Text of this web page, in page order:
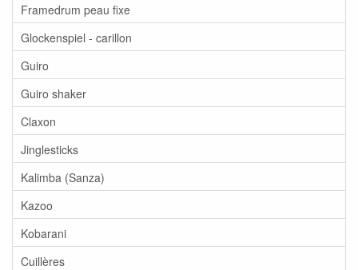
Framedrum peau fixe
Glockenspiel - carillon
Guiro
Guiro shaker
Claxon
Jinglesticks
Kalimba (Sanza)
Kazoo
Kobarani
Cuillères